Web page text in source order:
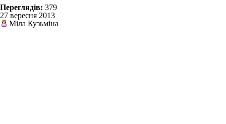
Переглядів: 379
27 вересня 2013
Міла Кузьміна